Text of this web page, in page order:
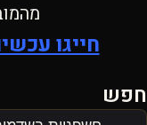
חייגו
חפש